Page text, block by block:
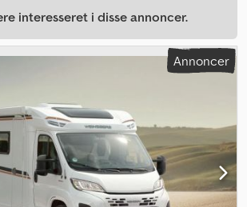
interesseret i disse annoncer.
Annoncer